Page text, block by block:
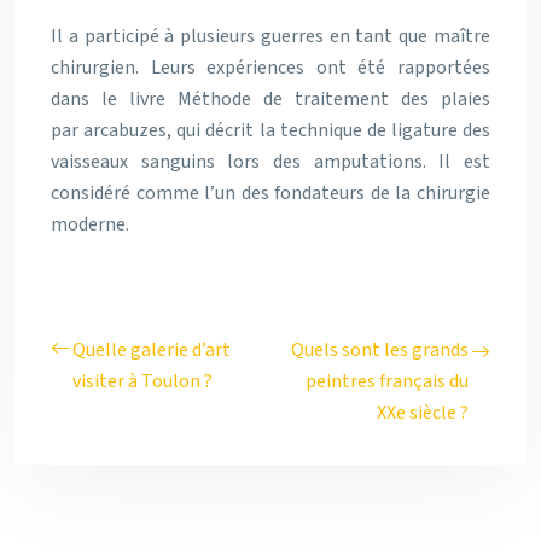
Il a participé à plusieurs guerres en tant que maître
chirurgien. Leurs expériences ont été rapportées
dans le livre Méthode de traitement des plaies
par arcabuzes, qui décrit la technique de ligature des
vaisseaux sanguins lors des amputations. Il est
considéré comme l’un des fondateurs de la chirurgie
moderne.
Quelle galerie d’art
visiter à Toulon ?
Quels sont les grands
peintres français du
XXe siècle ?